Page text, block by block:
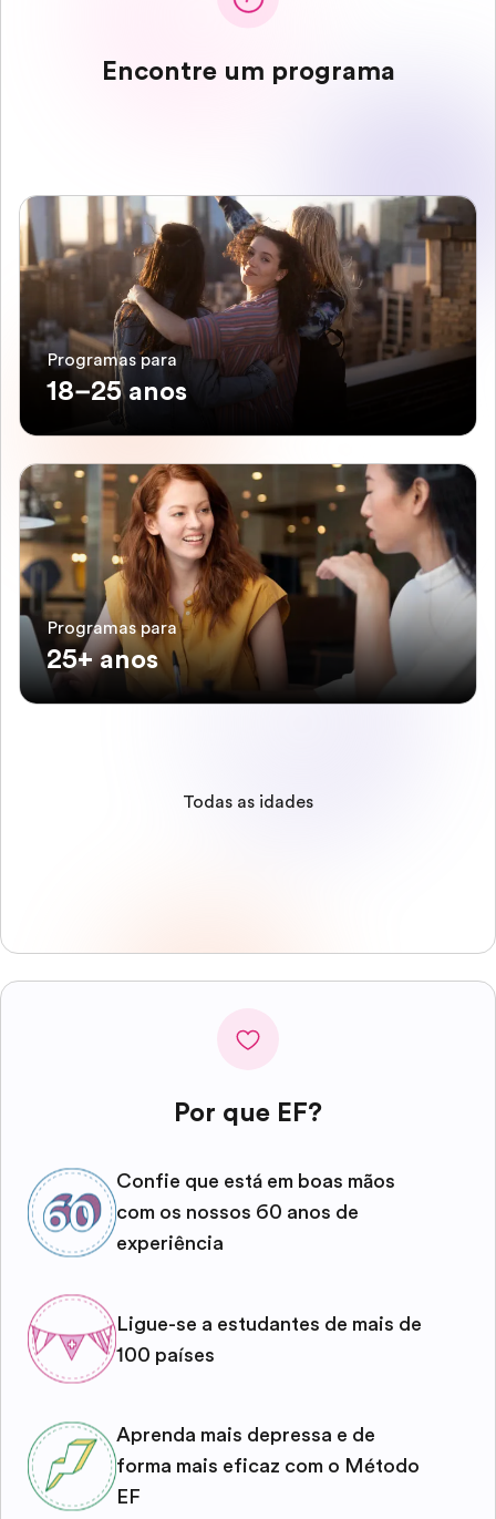
Encontre um programa
Programas para
18–25 anos
Programas para
25+ anos
Todas as idades
Por que EF?
Confie que está em boas mãos
com os nossos 60 anos de
experiência
Ligue-se a estudantes de mais de
100 países
Aprenda mais depressa e de
forma mais eficaz com o Método
EF